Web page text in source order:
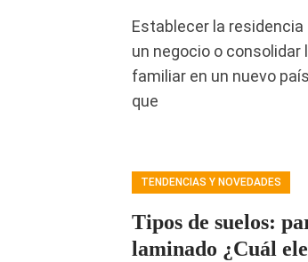
Establecer la residencia
un negocio o consolidar
familiar en un nuevo
que
TENDENCIAS Y NOVEDADES
Tipos de suelos:
laminado ¿Cuál